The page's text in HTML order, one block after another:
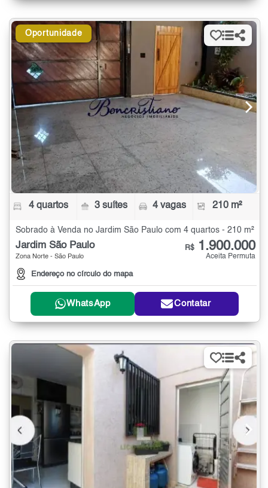
Oportunidade
4 quartos 3 suítes 4 vagas 210 m²
Sobrado à Venda no Jardim São Paulo com 4 quartos - 210 m²
Jardim São Paulo
Zona Norte - São Paulo
Endereço no círculo do mapa
R$ 1.900.000
Aceita Permuta
WhatsApp Contatar